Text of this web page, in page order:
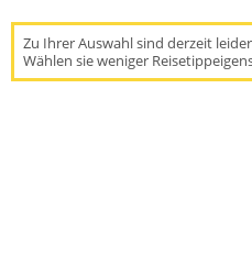
Zu Ihrer Auswahl sind derzeit
Wählen sie weniger